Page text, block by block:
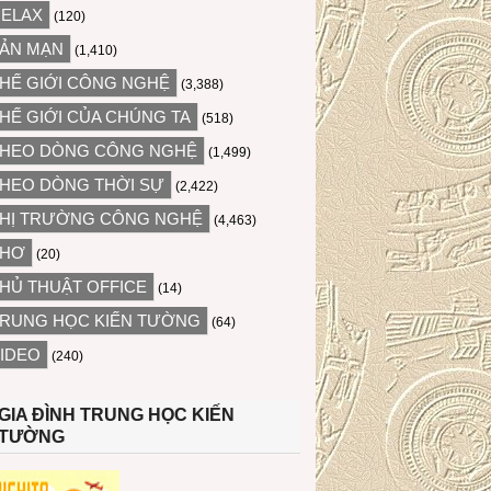
(120)
MẠN (1,410)
GIỚI CÔNG NGHỆ (3,388)
GIỚI CỦA CHÚNG TA (518)
DÒNG CÔNG NGHỆ (1,499)
DÒNG THỜI SỰ (2,422)
TRƯỜNG CÔNG NGHỆ (4,463)
(20)
THUẬT OFFICE (14)
HỌC KIẾN TƯỜNG (64)
(240)
ĐÌNH TRUNG HỌC KIẾN